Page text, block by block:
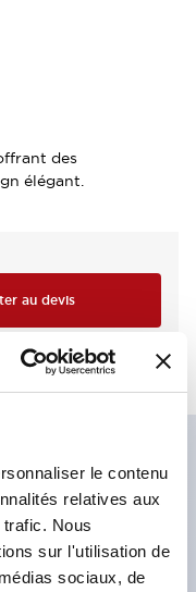
le contenu
relatives aux
Nous
sur l'utilisation de
sociaux, de
des
élégant.
au devis
possible, et le
de contact est